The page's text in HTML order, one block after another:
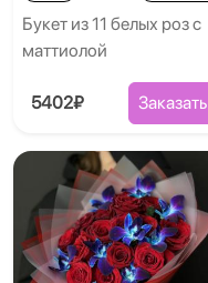
Букет из 11 белых роз с
маттиолой
5402₽ Заказать